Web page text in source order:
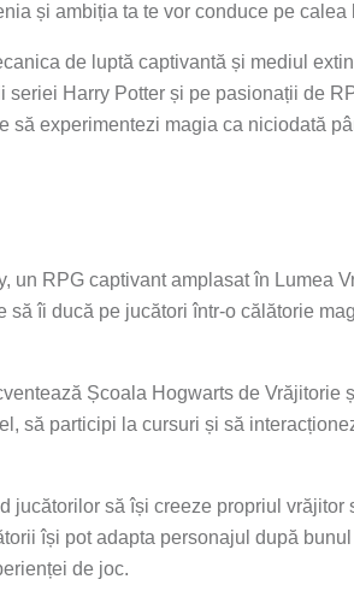
și ambiția ta te vor conduce pe calea
de luptă captivantă și mediul
Harry Potter și pe pasionații de
să experimentezi magia ca niciodată
un RPG captivant amplasat în Lumea
îi ducă pe jucători într-o călătorie
Școala Hogwarts de Vrăjitorie
să participi la cursuri și să
jucătorilor să își creeze propriul vrăjitor
își pot adapta personajul după
de joc.